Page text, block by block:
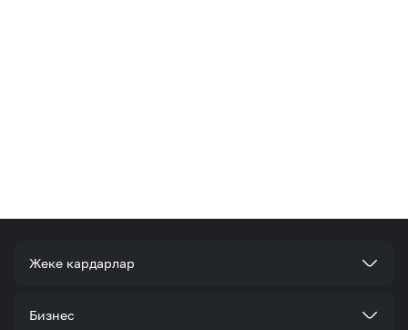
Жеке кардарлар
Тарифтер
Бизнес